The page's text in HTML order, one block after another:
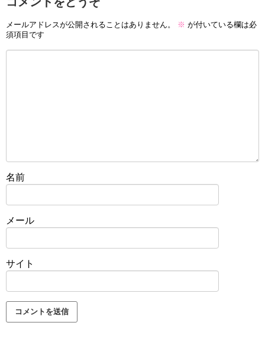
メールアドレスが公開されることはありません。 ※ が付いている欄は必
須項目です
名前
メール
サイト